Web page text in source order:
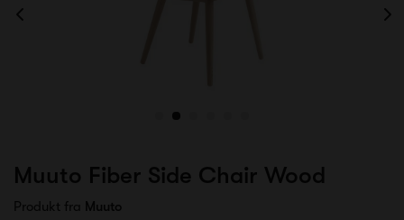
Muuto Fiber Side Chair Wood
Produkt fra Muuto